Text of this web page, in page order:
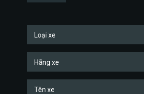
Loại xe
Hãng xe
Tên xe